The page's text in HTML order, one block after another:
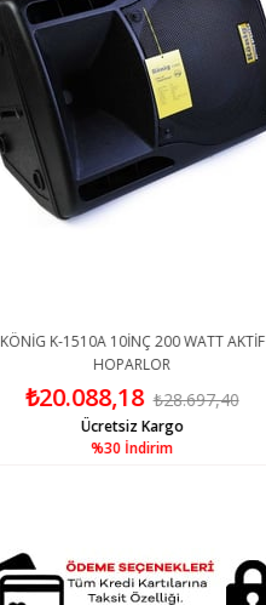
KÖNİG K-1510A 10İNÇ 200 WATT AKTİF
HOPARLOR
₺20.088,18 ₺28.697,40
%30 İndirim
Ücretsiz Kargo